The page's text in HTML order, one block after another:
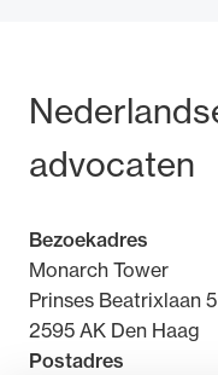
Bezoek-
advocaten
Bezoekadres
Monarch Tower
Prinses Beatrixlaan 5
2595 AK Den Haag
Postadres